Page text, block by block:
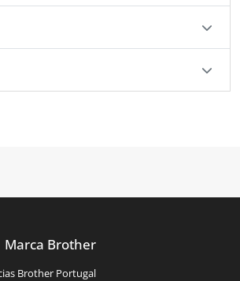
Marca Brother
Brother Portugal